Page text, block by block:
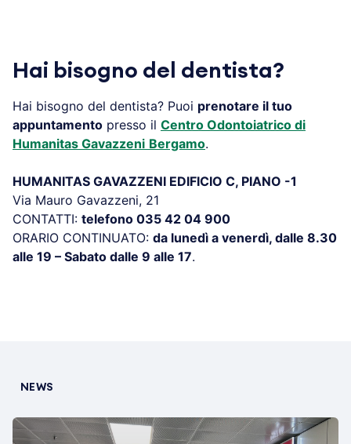
Hai bisogno del dentista?
Hai bisogno del dentista? Puoi prenotare il tuo
appuntamento presso il Centro Odontoiatrico di
Humanitas Gavazzeni Bergamo.
HUMANITAS GAVAZZENI EDIFICIO C, PIANO -1
Via Mauro Gavazzeni, 21
CONTATTI: telefono 035 42 04 900
ORARIO CONTINUATO: da lunedì a venerdì, dalle 8.30
alle 19 – Sabato dalle 9 alle 17.
NEWS